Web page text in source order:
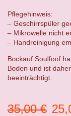
35,00€
Pflegehinweis:
– Geschirrspüler
– Mikrowelle nicht
– Handreinigung
Bockauf Soulfoof
Boden und ist
beeinträchtigt.